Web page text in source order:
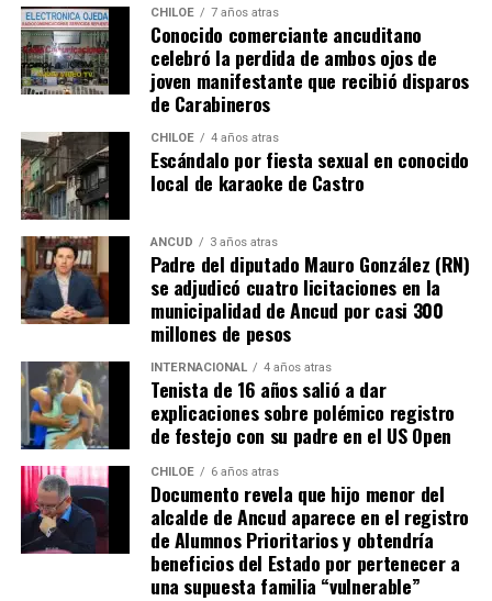
Welcome to our website
www.rolexreplicaswissmade.com that is a perfect online
shop forfake rolex.
“Actualmente, está vigente la Ley Indígena, Ley
Lafkenche, y el Convenio Internacional 169 ratificado
en Chile. No es posible que en los últimos tiempos
solo actúe sobre los intereses de la industria
salmonera y no sobre los derechos fundamentales de
los habitantes originarios. Es un acto discriminatorio
a nuestro Pueblo”,agregó Caicheo, dejando clara su
indignación.
La medida planteada por González y Raphael amenaza el
sustento de aproximadamente 17.000 familias que se
desempeñan en la pesca, la recolección de algas, la
mariscadería y otras actividades relacionadas con el mar.
Esta es una de las industrias más vulnerables del país,
que, lejos de recibir el respaldo de los poderes públicos,
ve cómo sus derechos se ven amenazados por una
legislación que favorece a las grandes corporaciones.
CHILOE 7 años atras
Conocido comerciante ancuditano
celebró la perdida de ambos ojos de
joven manifestante que recibió disparos
de Carabineros
CHILOE 4 años atras
Escándalo por fiesta sexual en conocido
local de karaoke de Castro
ANCUD 3 años atras
Padre del diputado Mauro González (RN)
se adjudicó cuatro licitaciones en la
municipalidad de Ancud por casi 300
millones de pesos
INTERNACIONAL 4 años atras
Tenista de 16 años salió a dar
explicaciones sobre polémico registro
de festejo con su padre en el US Open
CHILOE 6 años atras
Documento revela que hijo menor del
alcalde de Ancud aparece en el registro
de Alumnos Prioritarios y obtendría
beneficios del Estado por pertenecer a
una supuesta familia “vulnerable”